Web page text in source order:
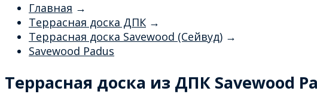
Главная →
Террасная доска ДПК →
Террасная доска Savewood (Сейвуд) →
Savewood Padus
Террасная доска из ДПК Savewood